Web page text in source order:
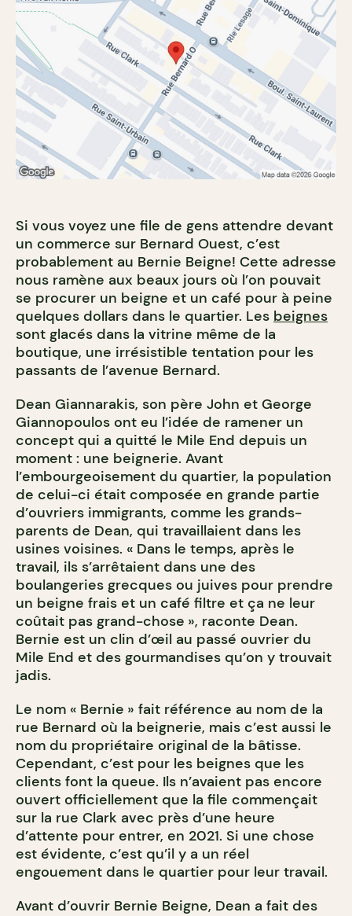
Si vous voyez une file de gens attendre devant
un commerce sur Bernard Ouest, c’est
probablement au Bernie Beigne! Cette adresse
nous ramène aux beaux jours où l’on pouvait
se procurer un beigne et un café pour à peine
quelques dollars dans le quartier. Les beignes
sont glacés dans la vitrine même de la
boutique, une irrésistible tentation pour les
passants de l’avenue Bernard.
Dean Giannarakis, son père John et George
Giannopoulos ont eu l’idée de ramener un
concept qui a quitté le Mile End depuis un
moment : une beignerie. Avant
l’embourgeoisement du quartier, la population
de celui-ci était composée en grande partie
d’ouvriers immigrants, comme les grands-
parents de Dean, qui travaillaient dans les
usines voisines. « Dans le temps, après le
travail, ils s’arrêtaient dans une des
boulangeries grecques ou juives pour prendre
un beigne frais et un café filtre et ça ne leur
coûtait pas grand-chose », raconte Dean.
Bernie est un clin d’œil au passé ouvrier du
Mile End et des gourmandises qu’on y trouvait
jadis.
Le nom « Bernie » fait référence au nom de la
rue Bernard où la beignerie, mais c’est aussi le
nom du propriétaire original de la bâtisse.
Cependant, c’est pour les beignes que les
clients font la queue. Ils n’avaient pas encore
ouvert officiellement que la file commençait
sur la rue Clark avec près d’une heure
d’attente pour entrer, en 2021. Si une chose
est évidente, c’est qu’il y a un réel
engouement dans le quartier pour leur travail.
Avant d’ouvrir Bernie Beigne, Dean a fait des